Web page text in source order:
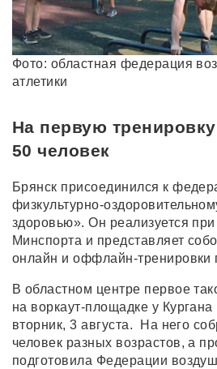
Фото: областная федерация
атлетики
На первую
50 человек
Брянск присоединился к
физкультурно-
здоровью». Он реализуется
Минспорта и представляет
онлайн и оффлайн-тренировки
В областном центре первое
на воркаут-площадке у
вторник, 3 августа. На него
человек разных возрастов, а
подготовила Федерации